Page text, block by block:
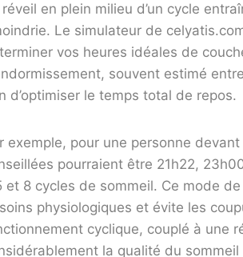
réveil en plein milieu d’un cycle
Le simulateur de
vos heures idéales de
souvent estimé
d’optimiser le temps total de repos.
exemple, pour une personne
pourraient être 21h22,
et 8 cycles de sommeil. Ce mode
physiologiques et évite les
cyclique, couplé à une
la qualité du